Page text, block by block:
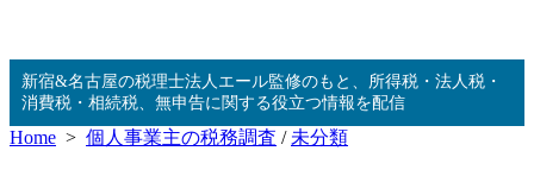
コ
ン
ン
新宿&名古屋の税理士法人エール監修のもと、所得税・法人税・
消費税・相続税、無申告に関する役立つ情報を配信
Home > 個人事業主の税務調査 / 未分類